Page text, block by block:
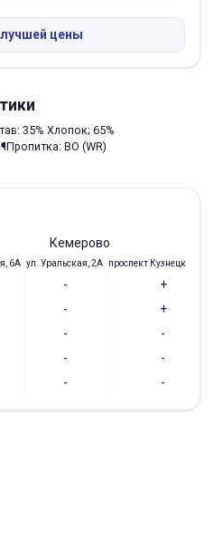
лучшей цены
35% Хлопок; 65%
ВО (WR)
Кемерово
6А ул. Уральская, 2А проспект Кузнецкий,
-
+
-
+
-
-
-
-
- -